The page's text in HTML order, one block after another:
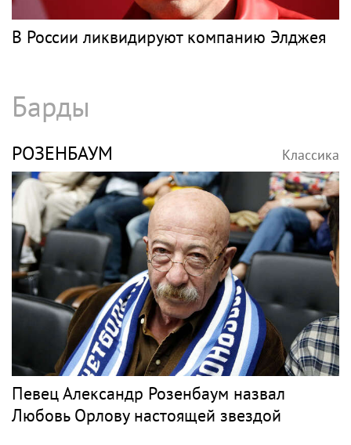
В России ликвидируют компанию Элджея
Барды
РОЗЕНБАУМ Классика
Певец Александр Розенбаум назвал
Любовь Орлову настоящей звездой